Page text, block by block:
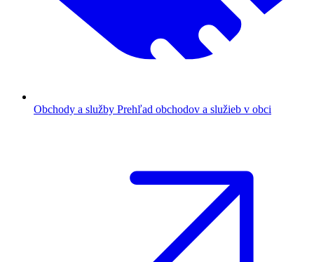
Obchody a služby Prehľad obchodov a služieb v obci